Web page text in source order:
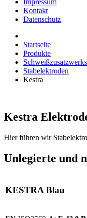
Impressum
Kontakt
Datenschutz
Startseite
Produkte
Stabelektroden
Kestra
Kestra
Hier führen wir
Unlegierte und
KESTRA Blau